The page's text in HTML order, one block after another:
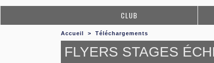
CLUB
Accueil > Téléchargements
FLYERS STAGES